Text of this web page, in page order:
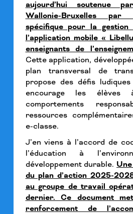
aujourd’hui soutenue
Wallonie-Bruxelles par
spécifique pour la gestion
l’application mobile «
enseignants de
Cette application,
plan transversal de
propose des défis
encourage les élèves
comportements
ressources
e-classe.
J’en viens à l’accord de
l’éducation à
développement durable.
du plan d’action 2025-
au groupe de travail
dernier. Ce document
renforcement de